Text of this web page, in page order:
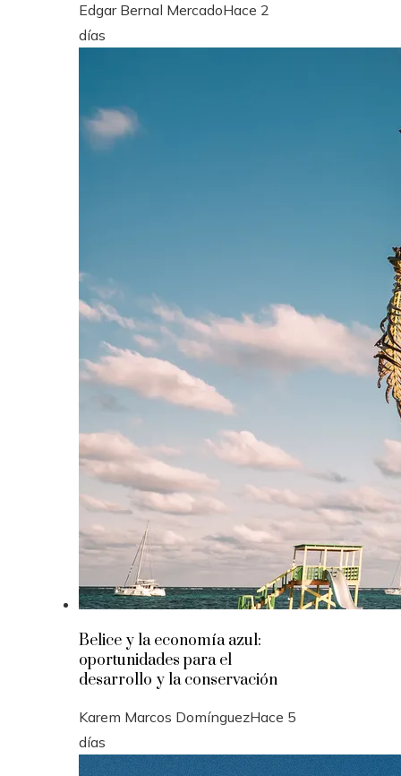
Edgar Bernal MercadoHace 2
días
Belice y la economía azul:
oportunidades para el
desarrollo y la conservación
Karem Marcos DomínguezHace 5
días